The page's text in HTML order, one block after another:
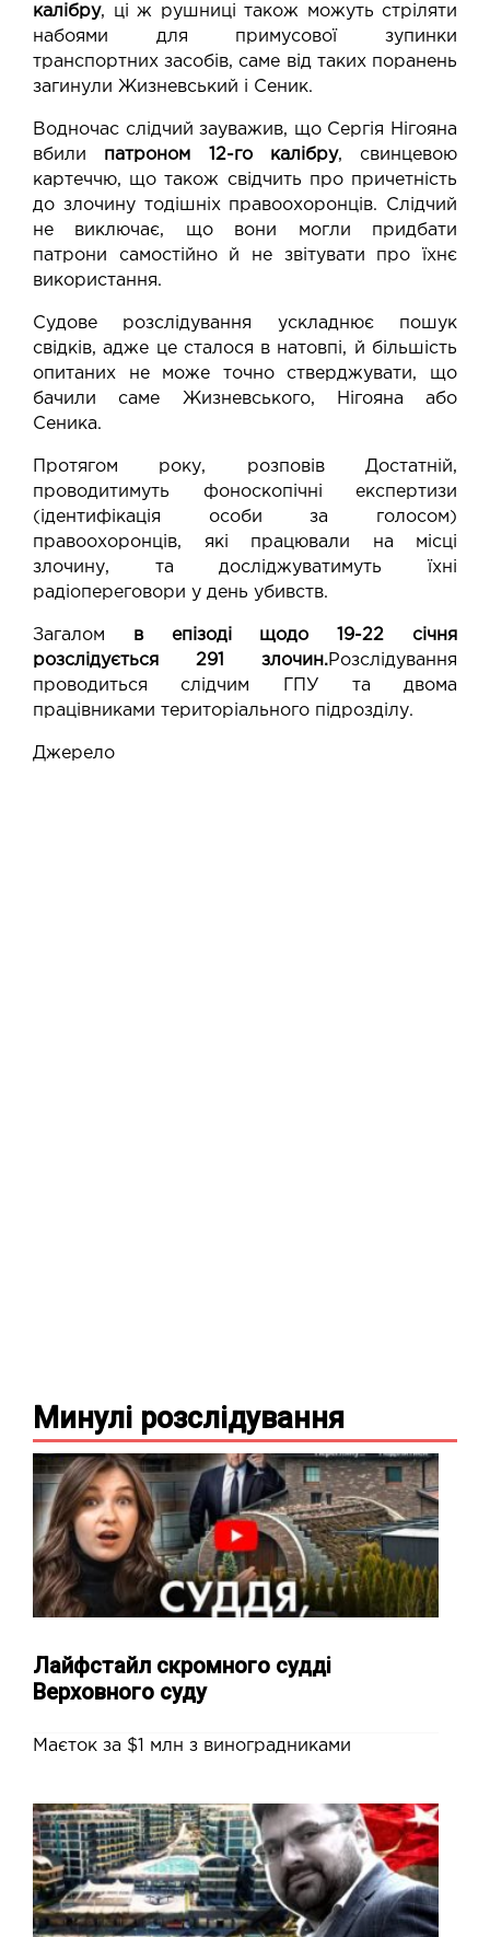
калібру, ці ж рушниці також можуть стріляти
набоями для примусової зупинки
транспортних засобів, саме від таких поранень
загинули Жизневський і Сеник.
Водночас слідчий зауважив, що Сергія Нігояна
вбили патроном 12-го калібру, свинцевою
картеччю, що також свідчить про причетність
до злочину тодішніх правоохоронців. Слідчий
не виключає, що вони могли придбати
патрони самостійно й не звітувати про їхнє
використання.
Судове розслідування ускладнює пошук
свідків, адже це сталося в натовпі, й більшість
опитаних не може точно стверджувати, що
бачили саме Жизневського, Нігояна або
Сеника.
Протягом року, розповів Достатній,
проводитимуть фоноскопічні експертизи
(ідентифікація особи за голосом)
правоохоронців, які працювали на місці
злочину, та досліджуватимуть їхні
радіопереговори у день убивств.
Загалом в епізоді щодо 19-22 січня
розслідується 291 злочин.Розслідування
проводиться слідчим ГПУ та двома
працівниками територіального підрозділу.
Джерело
Минулі розслідування
Лайфстайл скромного судді
Верховного суду
Маєток за $1 млн з виноградниками